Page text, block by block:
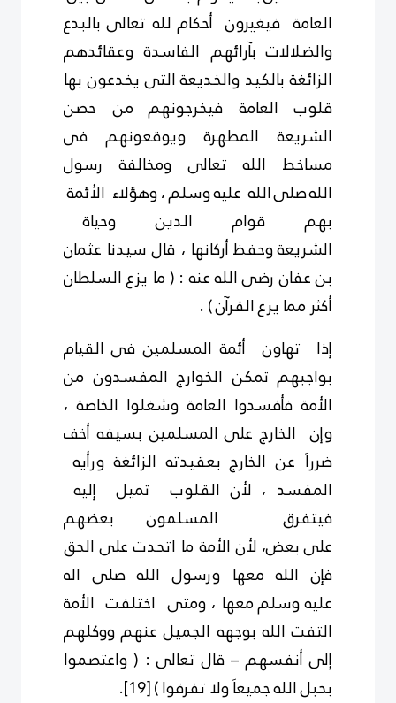
العامة فيغيرون أحكام لله تعالى بالبدع
والضلالات بآرائهم الفاسدة وعقائدهم
الزائغة بالكيد والخديعة التى يخدعون بها
قلوب العامة فيخرجونهم من حصن
الشريعة المطهرة ويوقعونهم فى
مساخط الله تعالى ومخالفة رسول
اللهصلىالله عليه وسلم ، وهؤلاء الأئمة
بهم قوام الدين وحياة
الشريعةوحفظأركانها ، قال سيدنا عثمان
بن عفان رضى الله عنه : ( ما يزع السلطان
أكثر مما يزع القرآن ) .
إذا تهاون أئمة المسلمين فى القيام
بواجبهم تمكن الخوارج المفسدون من
الأمة فأفسدوا العامة وشغلوا الخاصة ،
وإن الخارج على المسلمين بسيفه أخف
ضرراَ عن الخارج بعقيدته الزائغة ورأيه
المفسد ، لأن القلوب تميل إليه
فيتفرق المسلمون بعضهم
علىبعض، لأن الأمة ما اتحدت على الحق
فإن الله معها ورسول الله صلى اله
عليهوسلممعها ، ومتى اختلفت الأمة
التفت الله بوجهه الجميل عنهم ووكلهم
إلى أنفسهم – قال تعالى : ( واعتصموا
بحبل الله جميعاَ ولا تفرقوا )[19]
.